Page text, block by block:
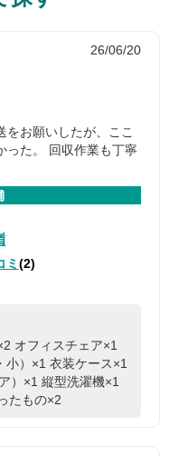
26/06/20
お願いしたが、ここ
った。 回収作業も丁寧
ミ (2)
オフィスチェア×1
小）×1 衣装ケース×1
）×1 縦型洗濯機×1
たもの×2